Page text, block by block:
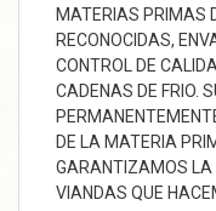
MATERIAS PRIMAS
RECONOCIDAS,
CONTROL DE
CADENAS DE FRIO.
DE LA MATERIA
GARANTIZAMOS LA
VIANDAS QUE